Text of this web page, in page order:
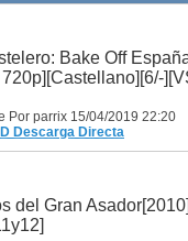
Bake Off
Por parrix 15/04/2019 22:20
Descarga Directa
del Gran